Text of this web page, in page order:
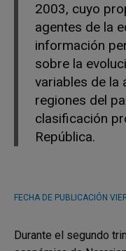
2003, cuyo
agentes de la
información
sobre la
variables de la
regiones del
clasificación
República.
FECHA DE PUBLICACIÓN
Durante el segundo